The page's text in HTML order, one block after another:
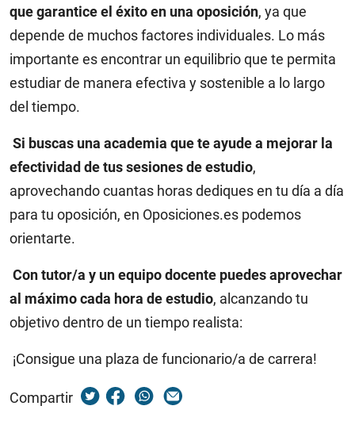
que garantice el éxito en una oposición, ya que
depende de muchos factores individuales. Lo más
importante es encontrar un equilibrio que te permita
estudiar de manera efectiva y sostenible a lo largo
del tiempo.
Si buscas una academia que te ayude a mejorar la
efectividad de tus sesiones de estudio,
aprovechando cuantas horas dediques en tu día a día
para tu oposición, en Oposiciones.es podemos
orientarte.
Con tutor/a y un equipo docente puedes aprovechar
al máximo cada hora de estudio, alcanzando tu
objetivo dentro de un tiempo realista:
¡Consigue una plaza de funcionario/a de carrera!
Compartir